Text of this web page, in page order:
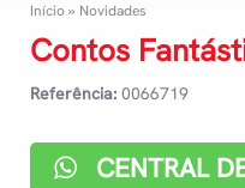
Início» Novidades
Contos
Referência: 0066719
CENTRAL